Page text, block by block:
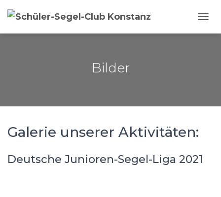
Bilder
Galerie unserer Aktivitäten:
Deutsche Junioren-Segel-Liga 2021